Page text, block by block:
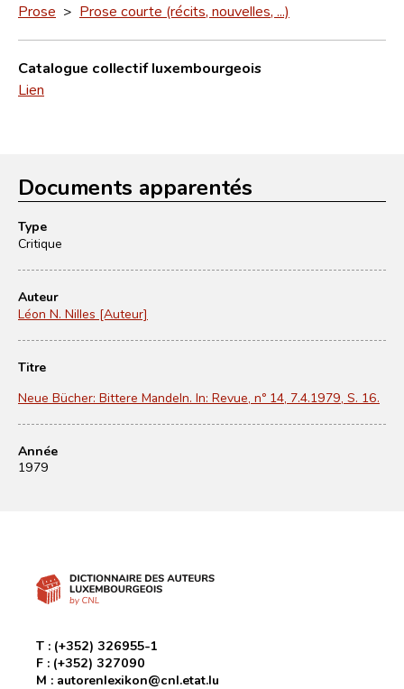
Prose > Prose courte (récits, nouvelles, ...)
Catalogue collectif luxembourgeois
Lien
Documents apparentés
Type
Critique
Auteur
Léon N. Nilles [Auteur]
Titre
Neue Bücher: Bittere Mandeln. In: Revue, nº 14, 7.4.1979, S. 16.
Année
1979
T : (+352) 326955-1
F : (+352) 327090
M : autorenlexikon@cnl.etat.lu